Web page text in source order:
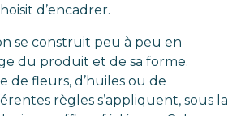
d’encadrer.
se construit peu à peu en
du produit et de sa forme.
de fleurs, d’huiles ou de
règles s’appliquent, sous la